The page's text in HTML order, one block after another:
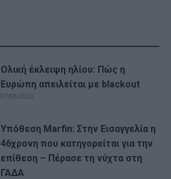
Ολική έκλειψη ηλίου: Πώς η
Ευρώπη απειλείται με blackout
07/08/2026
Υπόθεση Marfin: Στην Εισαγγελία η
46χρονη που κατηγορείται για την
επίθεση – Πέρασε τη νύχτα στη
ΓΑΔΑ